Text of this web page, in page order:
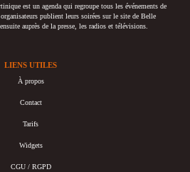
est un agenda qui regroupe tous les événements de
publient leurs soirées sur le site de Belle
auprès de la presse, les radios et télévisions.
LIENS UTILES
À propos
Contact
Tarifs
Widgets
CGU / RGPD